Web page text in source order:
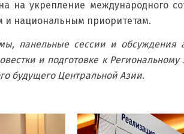
укрепление международного
и национальным приоритетам.
панельные сессии и обсуждения
и подготовке к Региональному
будущего Центральной Азии.